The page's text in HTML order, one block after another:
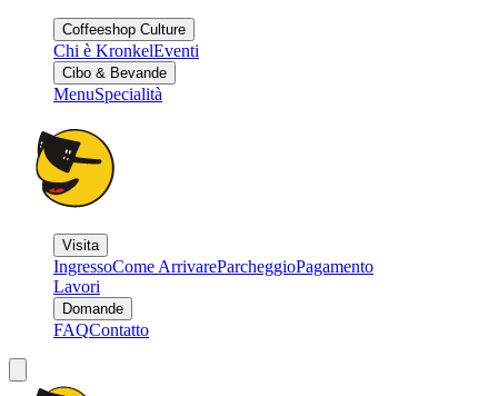
Coffeeshop Culture
Chi è KronkelEventi
Cibo & Bevande
MenuSpecialità
Visita
IngressoCome ArrivareParcheggioPagamento
Lavori
Domande
FAQContatto